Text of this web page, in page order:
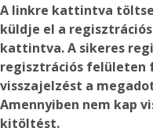
A linkre kattintva
küldje el a
kattintva. A sikeres
regisztrációs felületen
visszajelzést a
Amennyiben nem kap
kitöltést.